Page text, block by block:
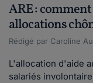
ARE :
allocations
Rédigé par Caroline
L'allocation d'aide
salariés